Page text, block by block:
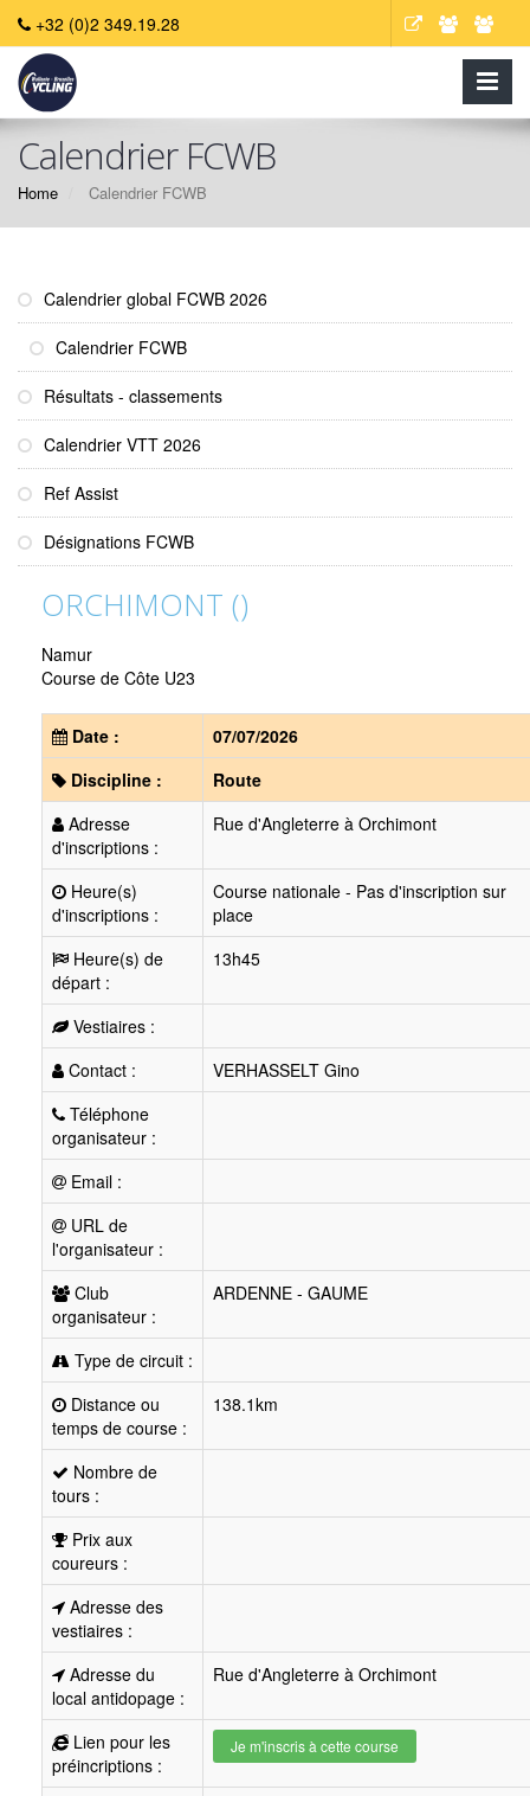
+32 (0)2 349.19.28
Calendrier FCWB
Home Calendrier FCWB
Calendrier global FCWB 2026
Calendrier FCWB
Résultats - classements
Calendrier VTT 2026
Ref Assist
Désignations FCWB
ORCHIMONT ()
Namur
Course de Côte U23
Date :
07/07/2026
Discipline :
Route
Adresse
d'inscriptions :
Rue d'Angleterre à Orchimont
Heure(s)
d'inscriptions :
Course nationale - Pas d'inscription sur
place
Heure(s) de
départ :
13h45
Vestiaires :
Contact :
VERHASSELT Gino
Téléphone
organisateur :
Email :
URL de
l'organisateur :
Club
organisateur :
ARDENNE - GAUME
Type de circuit :
Distance ou
temps de course :
138.1km
Nombre de
tours :
Prix aux
coureurs :
Adresse des
vestiaires :
Adresse du
local antidopage :
Rue d'Angleterre à Orchimont
Lien pour les
préincriptions :
Je m'inscris à cette course